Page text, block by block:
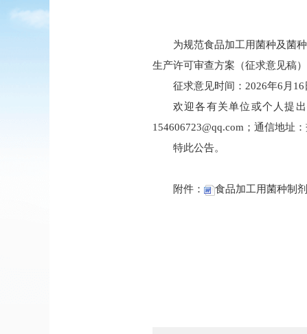
为规范食品加工用菌种及菌
生产许可审查方案（征求意见稿
征求意见时间：2026年6月16
欢迎各有关单位或个人提
154606723@qq.com ；通信地址
特此公告。
附件：
食品加工用菌种制